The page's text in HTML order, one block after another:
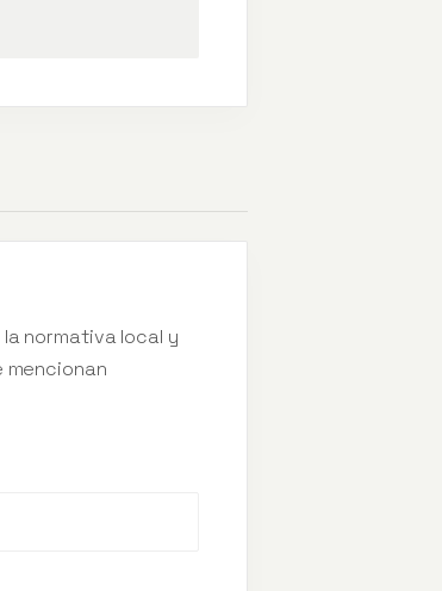
normativa local y
mencionan